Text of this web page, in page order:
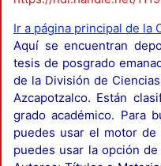
Ir a página principal de la
Aquí se encuentran
tesis de posgrado
de la División de
Azcapotzalco. Están
grado académico. Para
puedes usar el motor
puedes usar la opción